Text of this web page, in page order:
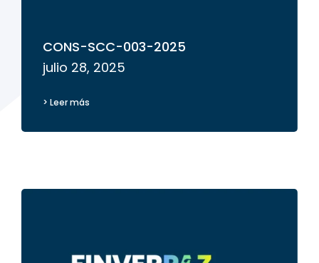
CONS-SCC-003-2025
julio 28, 2025
> Leer más